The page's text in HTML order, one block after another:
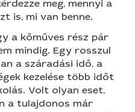
meg, mennyi a
is, mi van benne.
a kőműves rész pár
mindig. Egy rosszul
a száradási idő, a
kezelése több időt
Volt olyan eset,
a tulajdonos már